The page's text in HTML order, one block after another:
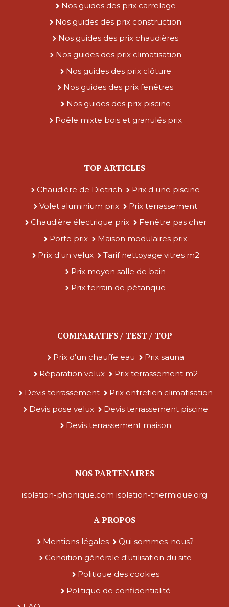
Nos guides des prix carrelage
Nos guides des prix construction
Nos guides des prix chaudières
Nos guides des prix climatisation
Nos guides des prix clôture
Nos guides des prix fenêtres
Nos guides des prix piscine
Poêle mixte bois et granulés prix
TOP ARTICLES
Chaudière de Dietrich
Prix d une piscine
Volet aluminium prix
Prix terrassement
Chaudière électrique prix
Fenêtre pas cher
Porte prix
Maison modulaires prix
Prix d'un velux
Tarif nettoyage vitres m2
Prix moyen salle de bain
Prix terrain de pétanque
COMPARATIFS / TEST / TOP
Prix d'un chauffe eau
Prix sauna
Réparation velux
Prix terrassement m2
Devis terrassement
Prix entretien climatisation
Devis pose velux
Devis terrassement piscine
Devis terrassement maison
NOS PARTENAIRES
isolation-phonique.com isolation-thermique.org
A PROPOS
Mentions légales
Qui sommes-nous?
Condition générale d'utilisation du site
Politique des cookies
Politique de confidentialité